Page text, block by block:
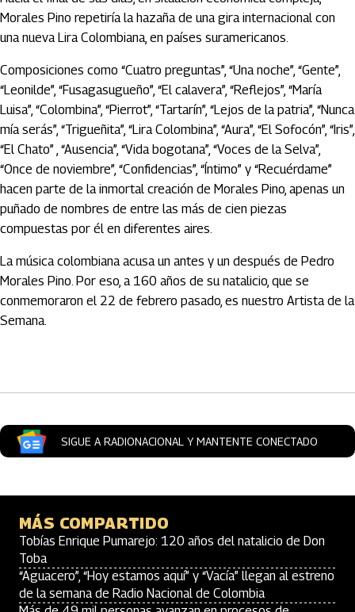
Morales Pino repetiría la hazaña de una gira internacional con
una nueva Lira Colombiana, en países suramericanos.
Composiciones como “Cuatro preguntas”, “Una noche”, “Gente”,
“Leonilde”, “Fusagasugueño”, “El calavera”, “Reflejos”, “María
Luisa”, “Colombina”, “Pierrot”, “Tartarín”, “Lejos de la patria”, “Nunca
mía serás”, “Trigueñita”, “Lira Colombina”, “Aura”, “El Sofocón”, “Iris”,
“El Chato” , “Ausencia”, “Vida bogotana”, “Voces de la Selva”,
“Once de noviembre”, “Confidencias”, “Íntimo” y “Recuérdame”
hacen parte de la inmortal creación de Morales Pino, apenas un
puñado de nombres de entre las más de cien piezas
compuestas por él en diferentes aires.
La música colombiana acusa un antes y un después de Pedro
Morales Pino. Por eso, a 160 años de su natalicio, que se
conmemoraron el 22 de febrero pasado, es nuestro Artista de la
Semana.
SIGUE A RADIONACIONAL Y MANTENTE CONECTADO
MÁS COMPARTIDO
Tobías Enrique Pumarejo: 120 años del natalicio de Don
Toba
“Aguacero”, “Hoy estamos aquí” y “Vacía” llegan al estreno
de la semana de Radio Nacional de Colombia